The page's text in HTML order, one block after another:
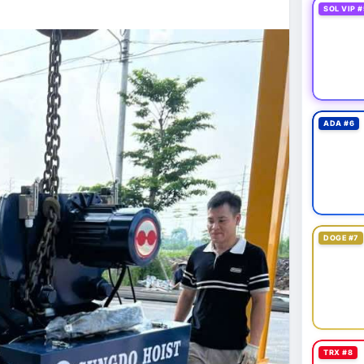
SOL VIP
ADA #6
DOGE #7
TRX #8